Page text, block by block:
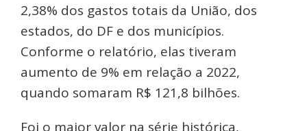
2,38% dos gastos totais da União, dos
estados, do DF e dos municípios.
Conforme o relatório, elas tiveram
aumento de 9% em relação a 2022,
quando somaram R$ 121,8 bilhões.
Foi o maior valor na série histórica,